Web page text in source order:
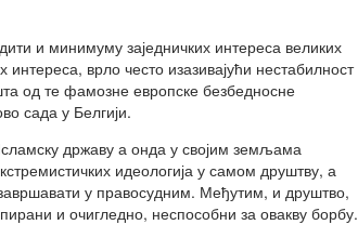
и минимуму заједничких интереса великих
интереса, врло често изазивајући нестабилност
од те фамозне европске безбедносне
сада у Белгији.
државу а онда у својим земљама
идеологија у самом друштву, а
у правосудним. Међутим, и друштво,
и очигледно, неспособни за овакву борбу.